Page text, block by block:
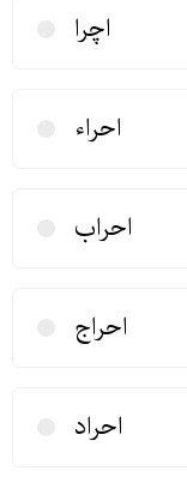
اچرا
احراء
احراب
احراج
احراد